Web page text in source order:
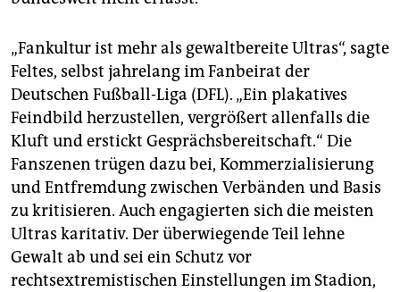
„Fankultur ist mehr als gewaltbereite Ultras“, sagte
Feltes, selbst jahrelang im Fanbeirat der
Deutschen Fußball-Liga (DFL). „Ein plakatives
Feindbild herzustellen, vergrößert allenfalls die
Kluft und erstickt Gesprächsbereitschaft.“ Die
Fanszenen trügen dazu bei, Kommerzialisierung
und Entfremdung zwischen Verbänden und Basis
zu kritisieren. Auch engagierten sich die meisten
Ultras karitativ. Der überwiegende Teil lehne
Gewalt ab und sei ein Schutz vor
rechtsextremistischen Einstellungen im Stadion,